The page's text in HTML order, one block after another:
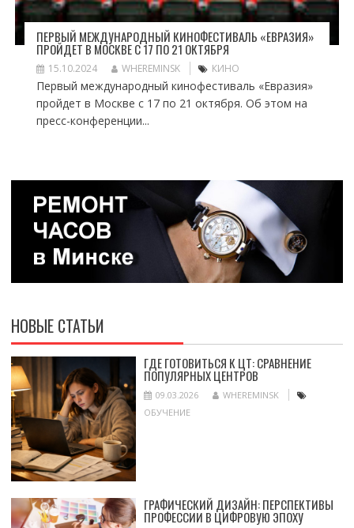
ПЕРВЫЙ МЕЖДУНАРОДНЫЙ КИНОФЕСТИВАЛЬ «ЕВРАЗИЯ»
ПРОЙДЕТ В МОСКВЕ С 17 ПО 21 ОКТЯБРЯ
15.10.2024 WHEREMINSK КИНО
Первый международный кинофестиваль «Евразия»
пройдет в Москве с 17 по 21 октября. Об этом на
пресс-конференции...
НОВЫЕ СТАТЬИ
ГДЕ ГОТОВИТЬСЯ К ЦТ: СРАВНЕНИЕ
ПОПУЛЯРНЫХ ЦЕНТРОВ
09.03.2026
WHEREMINSK
ОБУЧЕНИЕ
ГРАФИЧЕСКИЙ ДИЗАЙН: ПЕРСПЕКТИВЫ
ПРОФЕССИИ В ЦИФРОВУЮ ЭПОХУ